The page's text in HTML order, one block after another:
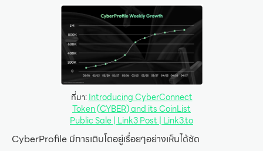
ที่มา:Introducing CyberConnect
Token (CYBER) and its CoinList
Public Sale | Link3 Post | Link3.to
CyberProfile มีการเติบโตอยู่เรื่อยๆอย่างเห็นได้ชัด